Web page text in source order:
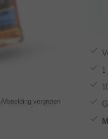
Afbeelding vergroten